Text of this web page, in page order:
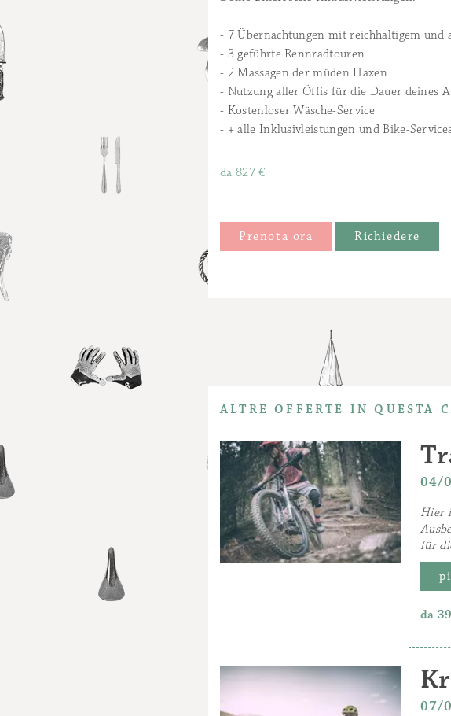
- 7 Übernachtungen mit reichhaltigem und
- 3 geführte Rennradtouren
- 2 Massagen der müden Haxen
- Nutzung aller Öffis für die Dauer deines
- Kostenloser Wäsche-Service
- + alle Inklusivleistungen und Bike-
da 827 €
Prenota ora Richiedere
ALTRE OFFERTE IN QUESTA
04/
Hier
für
da
07/